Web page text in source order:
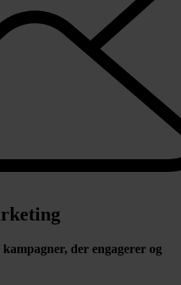
der engagerer og